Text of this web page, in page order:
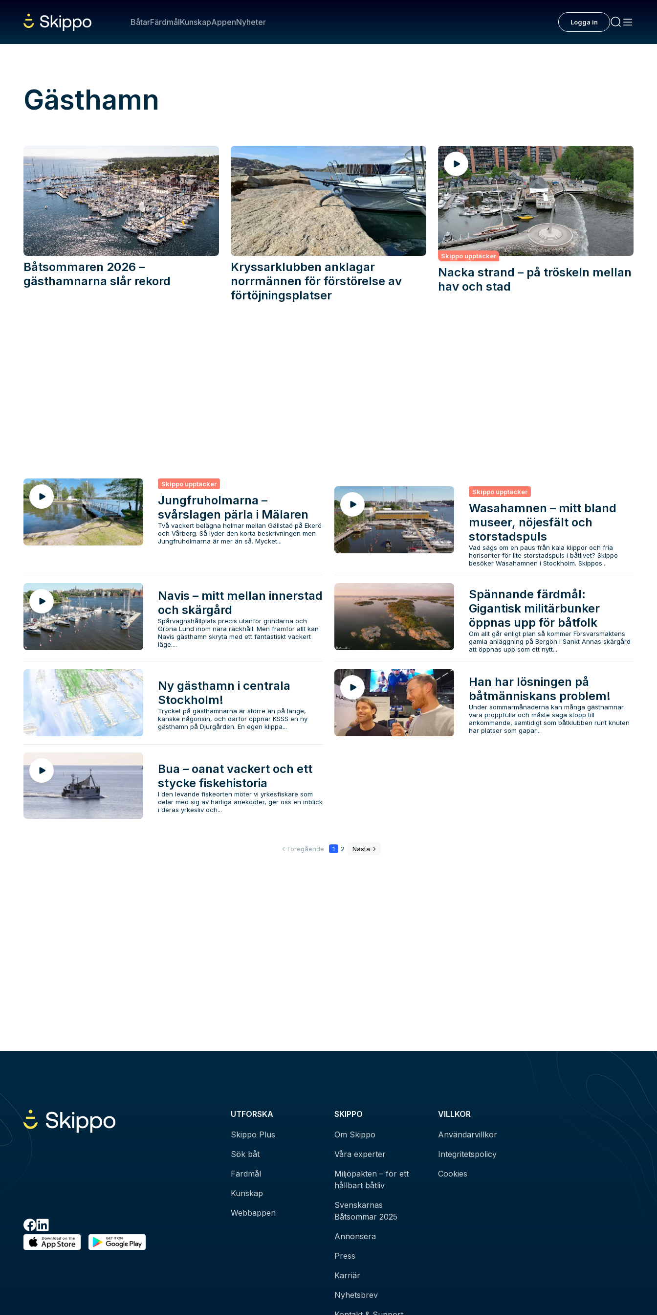
BåtarFärdmålKunskapAppenNyheter Logga in
Gästhamn
Båtsommaren 2026 –
gästhamnarna slår rekord
Kryssarklubben anklagar
norrmännen för förstörelse av
förtöjningsplatser
Skippo upptäcker
Nacka strand – på tröskeln mellan
hav och stad
Skippo upptäcker
Jungfruholmarna –
svårslagen pärla i Mälaren
Två vackert belägna holmar mellan Gällstaö på Ekerö
och Vårberg. Så lyder den korta beskrivningen men
Jungfruholmarna är mer än så. Mycket...
Skippo upptäcker
Wasahamnen – mitt bland
museer, nöjesfält och
storstadspuls
Vad sägs om en paus från kala klippor och fria
horisonter för lite storstadspuls i båtlivet? Skippo
besöker Wasahamnen i Stockholm. Skippos...
Navis – mitt mellan innerstad
och skärgård
Spårvagnshållplats precis utanför grindarna och
Gröna Lund inom nära räckhåll. Men framför allt kan
Navis gästhamn skryta med ett fantastiskt vackert
läge....
Spännande färdmål:
Gigantisk militärbunker
öppnas upp för båtfolk
Om allt går enligt plan så kommer Försvarsmaktens
gamla anläggning på Bergön i Sankt Annas skärgård
att öppnas upp som ett nytt...
Ny gästhamn i centrala
Stockholm!
Trycket på gästhamnarna är större än på länge,
kanske någonsin, och därför öppnar KSSS en ny
gästhamn på Djurgården. En egen klippa...
Han har lösningen på
båtmänniskans problem!
Under sommarmånaderna kan många gästhamnar
vara proppfulla och måste säga stopp till
ankommande, samtidigt som båtklubben runt knuten
har platser som gapar...
Bua – oanat vackert och ett
stycke fiskehistoria
I den levande fiskeorten möter vi yrkesfiskare som
delar med sig av härliga anekdoter, ger oss en inblick
i deras yrkesliv och...
<-Föregående 1 2 Nästa->
UTFORSKA
Skippo Plus
Sök båt
Färdmål
Kunskap
Webbappen
SKIPPO
Om Skippo
Våra experter
Miljöpakten – för ett
hållbart båtliv
Svenskarnas
Båtsommar 2025
Annonsera
Press
Karriär
Nyhetsbrev
VILLKOR
Användarvillkor
Integritetspolicy
Cookies